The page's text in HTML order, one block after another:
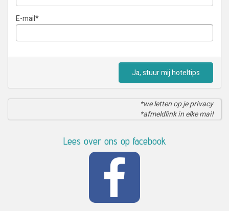
E-mail*
Ja, stuur mij hoteltips
*we letten op je privacy
*afmeldlink in elke mail
Lees over ons op facebook